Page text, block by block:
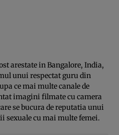
arestate in Bangalore, India,
unui respectat guru din
ce mai multe canale de
imagini filmate cu camera
se bucura de reputatia unui
sexuale cu mai multe femei.